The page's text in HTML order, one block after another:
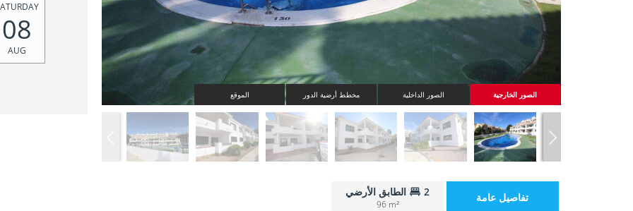
الصور الخارجية الصور الداخلية مخطط أرضية الدور الموقع
تفاصيل عامة 2 الطابق الأرضي
96 m²
08
AUG